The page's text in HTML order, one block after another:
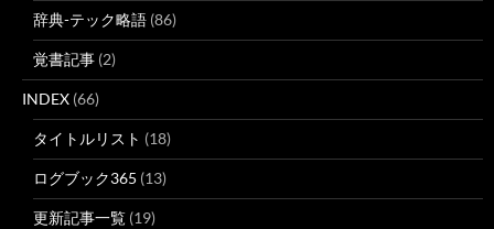
辞典-テック略語 (86)
覚書記事 (2)
INDEX (66)
タイトルリスト (18)
ログブック365 (13)
更新記事一覧 (19)